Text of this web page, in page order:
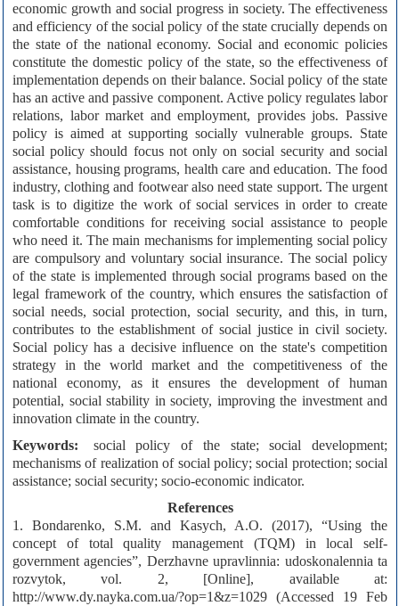
economic growth and social progress in society. The effectiveness
and efficiency of the social policy of the state crucially depends on
the state of the national economy. Social and economic policies
constitute the domestic policy of the state, so the effectiveness of
implementation depends on their balance. Social policy of the state
has an active and passive component. Active policy regulates labor
relations, labor market and employment, provides jobs. Passive
policy is aimed at supporting socially vulnerable groups. State
social policy should focus not only on social security and social
assistance, housing programs, health care and education. The food
industry, clothing and footwear also need state support. The urgent
task is to digitize the work of social services in order to create
comfortable conditions for receiving social assistance to people
who need it. The main mechanisms for implementing social policy
are compulsory and voluntary social insurance. The social policy
of the state is implemented through social programs based on the
legal framework of the country, which ensures the satisfaction of
social needs, social protection, social security, and this, in turn,
contributes to the establishment of social justice in civil society.
Social policy has a decisive influence on the state's competition
strategy in the world market and the competitiveness of the
national economy, as it ensures the development of human
potential, social stability in society, improving the investment and
innovation climate in the country.
Keywords:
social policy of the state; social development;
mechanisms of realization of social policy; social protection; social
assistance; social security; socio-economic indicator.
References
1. Bondarenko, S.M. and Kasych, A.O. (2017), “Using the
concept of total quality management (TQM) in local self-
government agencies”, Derzhavne upravlinnia: udoskonalennia ta
rozvytok, vol. 2, [Online], available at:
http://www.dy.nayka.com.ua/?op=1&z=1029 (Accessed 19 Feb